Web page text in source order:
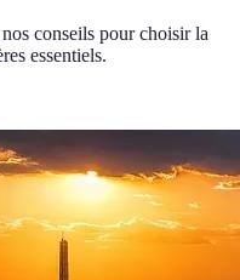
conseils pour choisir la
essentiels.